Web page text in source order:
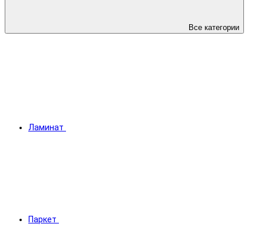
Все категории
Ламинат
Паркет